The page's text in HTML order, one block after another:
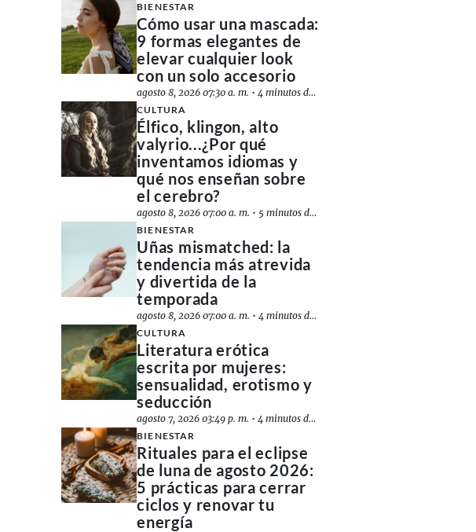
BIENESTAR
Cómo usar una mascada:
9 formas elegantes de
elevar cualquier look
con un solo accesorio
agosto 8, 2026 07:30 a. m. •4 minutos de lectura
CULTURA
Élfico, klingon, alto
valyrio...¿Por qué
inventamos idiomas y
qué nos enseñan sobre
el cerebro?
agosto 8, 2026 07:00 a. m. • 5 minutos de lectura
BIENESTAR
Uñas mismatched: la
tendencia más atrevida
y divertida de la
temporada
agosto 8, 2026 07:00 a. m. •4 minutos de lectura
CULTURA
Literatura erótica
escrita por mujeres:
sensualidad, erotismo y
seducción
agosto 7, 2026 03:49 p. m. •4 minutos de lectura
BIENESTAR
Rituales para el eclipse
de luna de agosto 2026:
5 prácticas para cerrar
ciclos y renovar tu
energía